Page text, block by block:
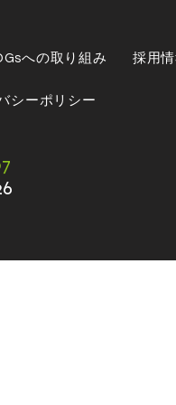
への取り組み 採用
シーポリシー